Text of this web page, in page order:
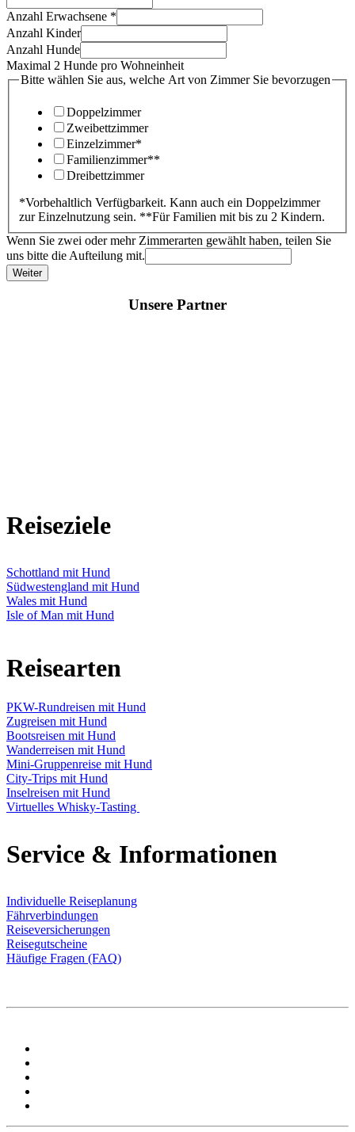
Anzahl Erwachsene *
Anzahl Kinder
Anzahl Hunde
Maximal 2 Hunde pro Wohneinheit
Bitte wählen Sie aus, welche Art von Zimmer Sie bevorzugen
Doppelzimmer
Zweibettzimmer
Einzelzimmer*
Familienzimmer**
Dreibettzimmer
*Vorbehaltlich Verfügbarkeit. Kann auch ein Doppelzimmer
zur Einzelnutzung sein. **Für Familien mit bis zu 2 Kindern.
Wenn Sie zwei oder mehr Zimmerarten gewählt haben, teilen Sie
uns bitte die Aufteilung mit.
Weiter
Unsere Partner
Reiseziele
Schottland mit Hund
Südwestengland mit Hund
Wales mit Hund
Isle of Man mit Hund
Reisearten
PKW-Rundreisen mit Hund
Zugreisen mit Hund
Bootsreisen mit Hund
Wanderreisen mit Hund
Mini-Gruppenreise mit Hund
City-Trips mit Hund
Inselreisen mit Hund
Virtuelles Whisky-Tasting
Service & Informationen
Individuelle Reiseplanung
Fährverbindungen
Reiseversicherungen
Reisegutscheine
Häufige Fragen (FAQ)